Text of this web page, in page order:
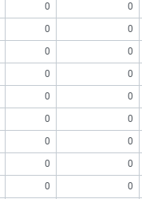
0 0
0
0
0
0
0 0
0
0
0
0
0 0
0
0
0
0